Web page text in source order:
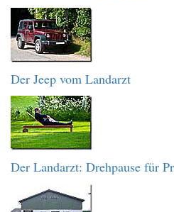
Der Jeep vom Landarzt
Der Landarzt: Drehpause für